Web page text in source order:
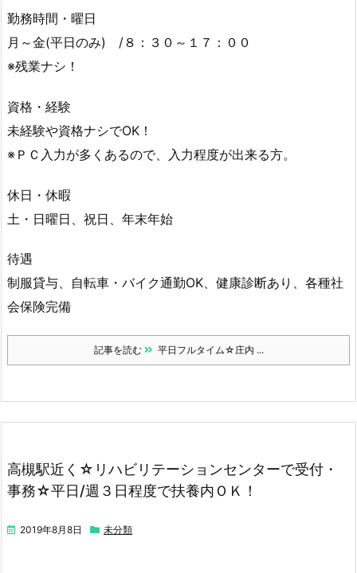
勤務時間・曜日
月～金(平日のみ) /８：３０～１７：００
※残業ナシ！
資格・経験
未経験や資格ナシでOK！
※ＰＣ入力が多くあるので、入力程度が出来る方。
休日・休暇
土・日曜日、祝日、年末年始
待遇
制服貸与、自転車・バイク通勤OK、健康診断あり、各種社
会保険完備
記事を読む 平日フルタイム☆庄内 ...
高槻駅近く☆リハビリテーションセンターで受付・
事務☆平日/週３日程度で扶養内ＯＫ！
2019年8月8日 未分類